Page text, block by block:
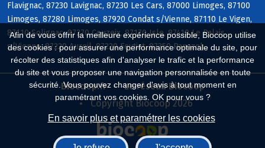
Afin de vous offrir la meilleure expérience possible, Biocoop utilise
des cookies : pour assurer une performance optimale du site, pour
récolter des statistiques afin d'analyser le trafic et la performance
du site et vous proposer une navigation personnalisée en toute
sécurité. Vous pouvez changer d'avis à tout moment en
paramétrant vos cookies. OK pour vous ?
En savoir plus et paramétrer les cookies
Flavignac, 87230 Lavignac, 87230 Les Cars, 87000 Limoges, 87100
Limoges, 87280 Limoges, 87920 Condat s/Vienne, 87110 Le Vigen,
87110 Solignac, 87270 Couzeix, 87170 Isle, 87410 Le Palais
s/Vienne, 87220 Aureil, 87220 Feytiat, 87350 Panazol
Biocoop.fr
Le réseau Biocoop
Copyright Biocoop 2026